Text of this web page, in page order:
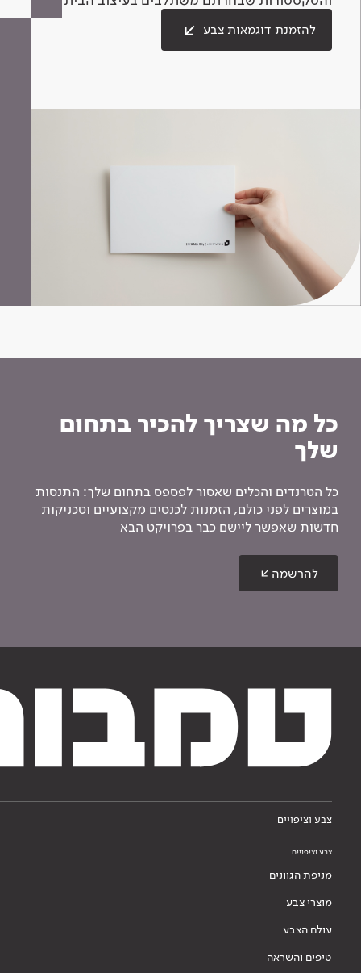
להזמנת דוגמאות צבע
כל מה שצריך להכיר בתחום
שלך
כל הטרנדים והכלים שאסור לפספס בתחום שלך: התנסות
במוצרים לפני כולם, הזמנות לכנסים מקצועיים וטכניקות
חדשות שאפשר ליישם כבר בפרויקט הבא
להרשמה
צבע וציפויים
צבע וציפויים
מניפת הגוונים
מוצרי צבע
עולם הצבע
טיפים והשראה